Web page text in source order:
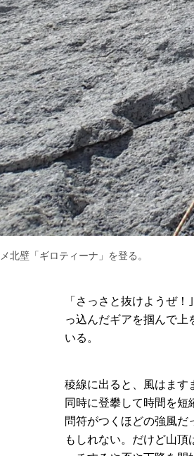
北壁「ギロティーナ」を登る。
「さっさと抜けようぜ
っ込んだギアを掴んで
いる。
稜線に出ると、風はます
同時に登攀して時間を
問符がつくほどの強風
もしれない。だけど山